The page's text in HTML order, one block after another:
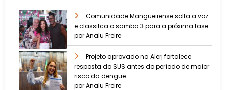
Comunidade Mangueirense solta a voz
e classifca o samba 3 para a próxima fase
por Analu Freire
Projeto aprovado na Alerj fortalece
resposta do SUS antes do período de maior
risco da dengue
por Analu Freire